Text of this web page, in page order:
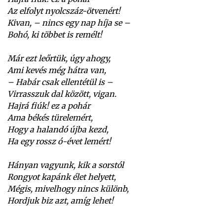
Az elfolyt nyolcszáz-ötvenért!
Kivan, – nincs egy nap híja se –
Bohó, ki többet is remélt!
Már ezt leőrtük, úgy ahogy,
Ami kevés még hátra van,
– Habár csak ellentétül is –
Virrasszuk dal között, vigan.
Hajrá fiúk! ez a pohár
Ama békés türelemért,
Hogy a halandó újba kezd,
Ha egy rossz ó-évet lemért!
Hányan vagyunk, kik a sorstól
Rongyot kapánk élet helyett,
Mégis, mivelhogy nincs különb,
Hordjuk biz azt, amíg lehet!